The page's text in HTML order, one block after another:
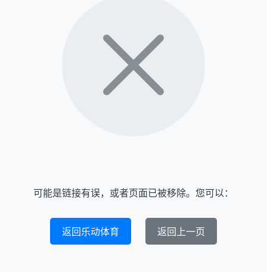
可能是链接有误，或者页面已被移除。您可以：
返回乐动体育 返回上一页